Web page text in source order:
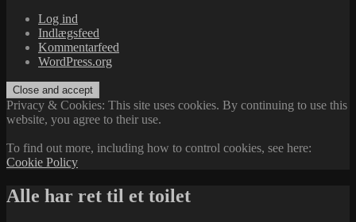
Log ind
Indlægsfeed
Kommentarfeed
WordPress.org
Privacy & Cookies: This site uses cookies. By continuing to use this
website, you agree to their use.
To find out more, including how to control cookies, see here:
Cookie Policy
Alle har ret til et toilet